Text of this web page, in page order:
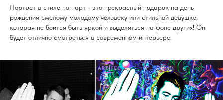
Портрет в стиле поп арт - это прекрасный подарок на день
рождения смелому молодому человеку или стильной девушке,
которая не боится быть яркой и выделяться на фоне других! Он
будет отлично смотреться в современном интерьере.